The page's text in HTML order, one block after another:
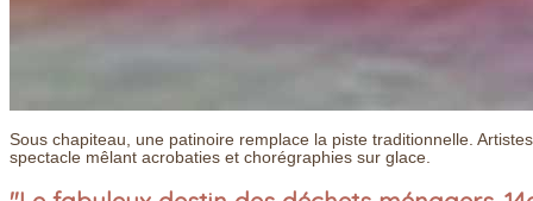
Sous chapiteau, une patinoire remplace la piste traditionnelle.
spectacle mêlant acrobaties et chorégraphies sur glace.